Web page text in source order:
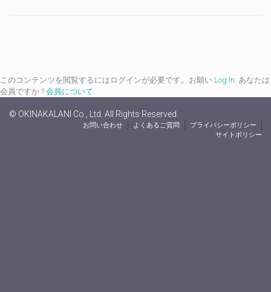
このコンテンツを閲覧するにはログインが必要です。お願い Log In. あなたは
会員ですか ? 会員について
© OKINAKALANI Co., Ltd. All Rights Reserved.
お問い合わせ よくあるご質問
プライバシーポリシー
サイトポリシー